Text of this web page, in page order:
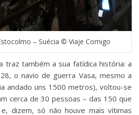
– Suécia © Viaje Comigo
traz também a sua fatídica história: a
o navio de guerra Vasa, mesmo a
andado uns 1500 metros), voltou-se
cerca de 30 pessoas – das 150 que
dizem, só não houve mais vítimas